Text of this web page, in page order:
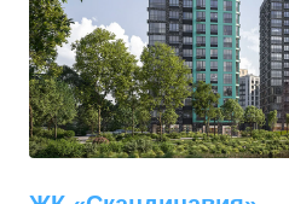
50,6–60,29
3-комн. кв.
74,3–94,8м²